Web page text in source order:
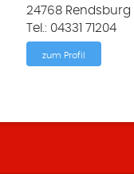
24768 Rendsburg
Tel.: 04331 71204
zum Profil